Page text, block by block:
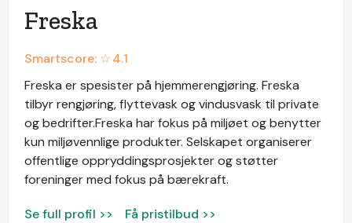
Freska
Smartscore: ☆4.1
Freska er spesister på hjemmerengjøring. Freska
tilbyr rengjøring, flyttevask og vindusvask til private
og bedrifter.Freska har fokus på miljøet og benytter
kun miljøvennlige produkter. Selskapet organiserer
offentlige oppryddingsprosjekter og støtter
foreninger med fokus på bærekraft.
Se full profil >> Få pristilbud >>